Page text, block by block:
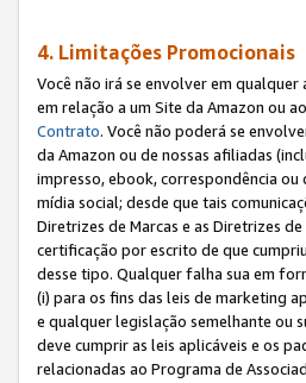
4. Limitações Promocionais
Você não irá se envolver em
em relação a um Site da Amazon ou
Contrato. Você não poderá se
da Amazon ou de nossas afiliadas
impresso, ebook, correspondência ou
mídia social; desde que tais
Diretrizes de Marcas e as Diretrizes
certificação por escrito de que
desse tipo. Qualquer falha sua em
(i) para os fins das leis de marketing
e qualquer legislação semelhante ou
deve cumprir as leis aplicáveis e os
relacionadas ao Programa de